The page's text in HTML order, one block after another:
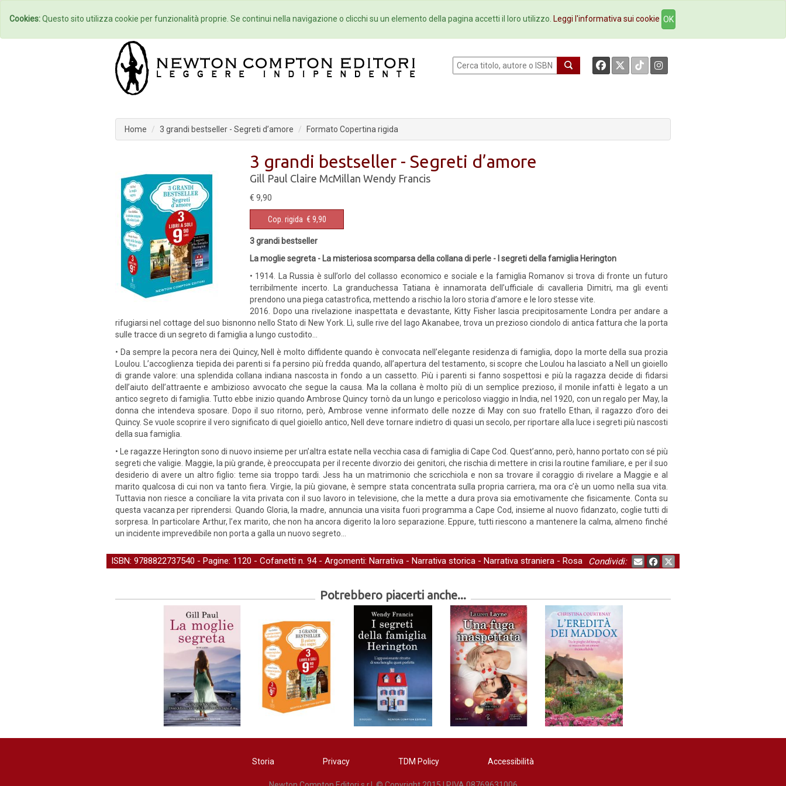
Home Autori Eventi Collane Newsletter Ebookstore Contatti
Home 3 grandi bestseller - Segreti d’amore Formato Copertina rigida
3 grandi bestseller - Segreti d’amore
Gill Paul Claire McMillan Wendy Francis
€ 9,90
Cop. rigida € 9,90
3 grandi bestseller
La moglie segreta - La misteriosa scomparsa della collana di perle - I segreti della famiglia Herington
• 1914. La Russia è sull’orlo del collasso economico e sociale e la famiglia Romanov si trova di fronte un futuro
terribilmente incerto. La granduchessa Tatiana è innamorata dell’ufficiale di cavalleria Dimitri, ma gli eventi
prendono una piega catastrofica, mettendo a rischio la loro storia d’amore e le loro stesse vite.
2016. Dopo una rivelazione inaspettata e devastante, Kitty Fisher lascia precipitosamente Londra per andare a
rifugiarsi nel cottage del suo bisnonno nello Stato di New York. Lì, sulle rive del lago Akanabee, trova un prezioso ciondolo di antica fattura che la porta
sulle tracce di un segreto di famiglia a lungo custodito…
• Da sempre la pecora nera dei Quincy, Nell è molto diffidente quando è convocata nell’elegante residenza di famiglia, dopo la morte della sua prozia
Loulou. L’accoglienza tiepida dei parenti si fa persino più fredda quando, all’apertura del testamento, si scopre che Loulou ha lasciato a Nell un gioiello
di grande valore: una splendida collana indiana nascosta in fondo a un cassetto. Più i parenti si fanno sospettosi e più la ragazza decide di fidarsi
dell’aiuto dell’attraente e ambizioso avvocato che segue la causa. Ma la collana è molto più di un semplice prezioso, il monile infatti è legato a un
antico segreto di famiglia. Tutto ebbe inizio quando Ambrose Quincy tornò da un lungo e pericoloso viaggio in India, nel 1920, con un regalo per May, la
donna che intendeva sposare. Dopo il suo ritorno, però, Ambrose venne informato delle nozze di May con suo fratello Ethan, il ragazzo d’oro dei
Quincy. Se vuole scoprire il vero significato di quel gioiello antico, Nell deve tornare indietro di quasi un secolo, per riportare alla luce i segreti più nascosti
della sua famiglia.
• Le ragazze Herington sono di nuovo insieme per un’altra estate nella vecchia casa di famiglia di Cape Cod. Quest’anno, però, hanno portato con sé più
segreti che valigie. Maggie, la più grande, è preoccupata per il recente divorzio dei genitori, che rischia di mettere in crisi la routine familiare, e per il suo
desiderio di avere un altro figlio: teme sia troppo tardi. Jess ha un matrimonio che scricchiola e non sa trovare il coraggio di rivelare a Maggie e al
marito qualcosa di cui non va tanto fiera. Virgie, la più giovane, è sempre stata concentrata sulla propria carriera, ma ora c’è un uomo nella sua vita.
Tuttavia non riesce a conciliare la vita privata con il suo lavoro in televisione, che la mette a dura prova sia emotivamente che fisicamente. Conta su
questa vacanza per riprendersi. Quando Gloria, la madre, annuncia una visita fuori programma a Cape Cod, insieme al nuovo fidanzato, coglie tutti di
sorpresa. In particolare Arthur, l’ex marito, che non ha ancora digerito la loro separazione. Eppure, tutti riescono a mantenere la calma, almeno finché
un incidente imprevedibile non porta a galla un nuovo segreto…
ISBN: 9788822737540 - Pagine: 1120 - Cofanetti n. 94 - Argomenti: Narrativa - Narrativa storica - Narrativa straniera - Rosa Condividi:
Potrebbero piacerti anche...
Storia Privacy TDM Policy Accessibilità
Cookies:Questo sito utilizza cookie per funzionalità proprie. Se continui nella navigazione o clicchi su un elemento della pagina accetti il loro utilizzo. Leggi l'informativa sui cookie OK